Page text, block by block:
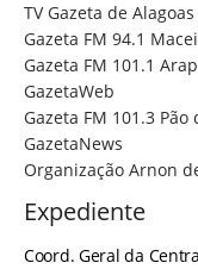
TV Gazeta de Alagoas
Gazeta FM 94.1
Gazeta FM 101.1
GazetaWeb
Gazeta FM 101.3 Pão
GazetaNews
Organização Arnon
Expediente
Coord. Geral da